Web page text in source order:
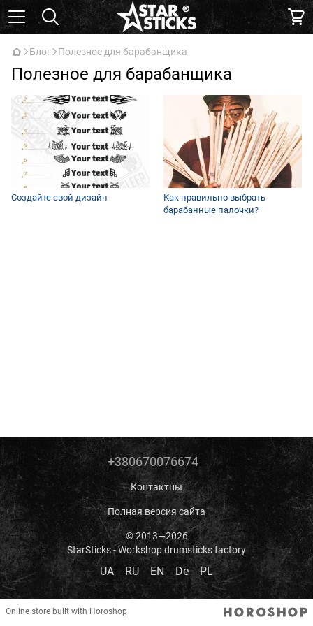
Блог Полезное для барабанщика
Полезное для барабанщика
Создайте свой дизайн
Как правильно выбрать
барабанные палочки?
+380670076674
Контактны
Полная версия сайта
© 2013—2026
StarSticks - Workshop drumsticks factory
UA RU EN De PL
Online store built with Horoshop